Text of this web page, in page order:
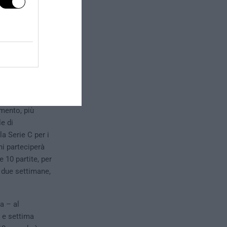
il 13 giugno.
più
di
Serie C per i
parteciperà
10 partite, per
settimane,
– al
settima